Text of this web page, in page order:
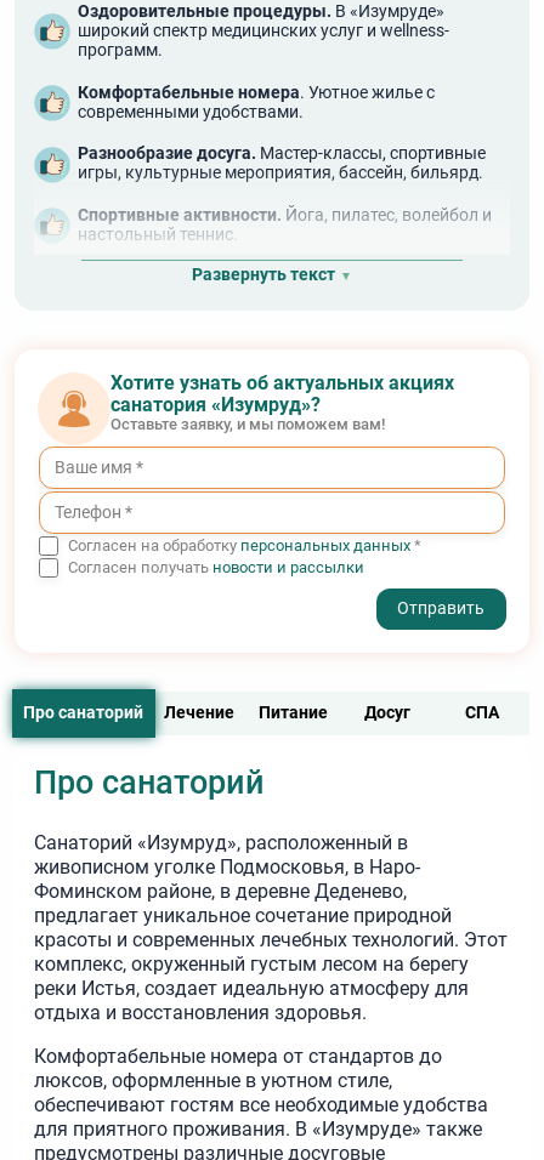
Оздоровительные процедуры. В «Изумруде»
широкий спектр медицинских услуг и wellness-
программ.
Комфортабельные номера. Уютное жилье с
современными удобствами.
Разнообразие досуга. Мастер-классы, спортивные
игры, культурные мероприятия, бассейн, бильярд.
Спортивные активности. Йога, пилатес, волейбол и
настольный теннис.
Кулинарные изыски.Здоровое и вкусное,
Дружелюбная атмосфера.Возможность завести в
«Изумруде» новые знакомства.
Профессиональный персонал
Удобное расположение
транспортная доступность.
Развернуть текст
Хотите узнать об актуальных акциях
санатория «Изумруд»?
Оставьте заявку, и мы поможем вам!
Согласен на обработку персональных данных*
Согласен получать новости и рассылки
Про санаторий Лечение Питание Досуг СПА
Про санаторий
Санаторий «Изумруд», расположенный в
живописном уголке Подмосковья, в Наро-
Фоминском районе, в деревне Деденево,
предлагает уникальное сочетание природной
красоты и современных лечебных технологий. Этот
комплекс, окруженный густым лесом на берегу
реки Истья, создает идеальную атмосферу для
отдыха и восстановления здоровья.
Комфортабельные номера от стандартов до
люксов, оформленные в уютном стиле,
обеспечивают гостям все необходимые удобства
для приятного проживания. В «Изумруде» также
предусмотрены различные досуговые